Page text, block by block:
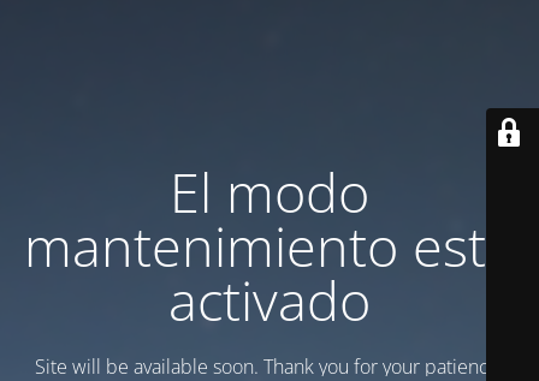
El modo
mantenimiento está
activado
Site will be available soon. Thank you for your patience!